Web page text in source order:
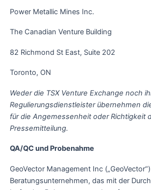
Power Metallic Mines Inc.
The Canadian Venture Building
82 Richmond St East, Suite 202
Toronto, ON
Weder die TSX Venture Exchange noch
Regulierungsdienstleister übernehmen
für die Angemessenheit oder Richtigkeit
Pressemitteilung.
QA/QC und Probenahme
GeoVector Management Inc
Beratungsunternehmen, das mit der